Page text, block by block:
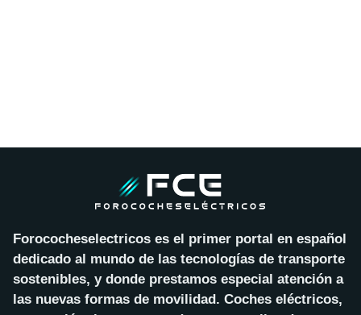
Forococheselectricos es el primer portal en español
dedicado al mundo de las tecnologías de transporte
sostenibles, y donde prestamos especial atención a
las nuevas formas de movilidad. Coches eléctricos,